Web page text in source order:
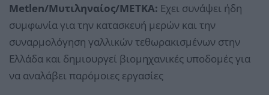
Metlen/Μυτιληναίος/ΜΕΤΚΑ: Εχει συνάψει ήδη
συμφωνία για την κατασκευή μερών και την
συναρμολόγηση γαλλικών τεθωρακισμένων στην
Ελλάδα και δημιουργεί βιομηχανικές υποδομές για
να αναλάβει παρόμοιες εργασίες